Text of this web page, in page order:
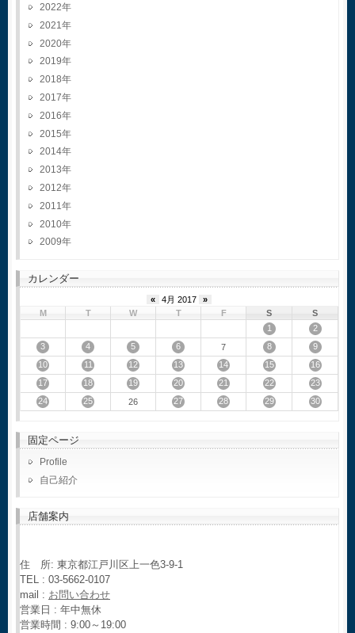
2022
2021
2020
2019
2018
2017
2016
2015
2014
2013
2012
2011
2010
2009
カレンダー
« 4月 2017
»
M
T W T F S
S
1
2
3
4 5 6 7 8
9
10
11 12 13 14 15
16
17
18 19 20 21 22
23
24
25 26 27 28 29 30
固定ページ
Profile
自己紹介
店舗案内
住 所: 東京都江戸川区上一色3-9-1
TEL : 03-5662-0107
mail : お問い合わせ
営業日 : 年中無休
営業時間 : 9:00～19:00